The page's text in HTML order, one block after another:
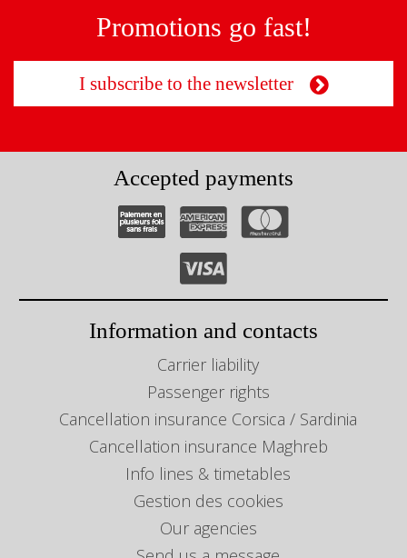
Promotions go fast!
I subscribe to the newsletter
Accepted payments
Information and contacts
Carrier liability
Passenger rights
Cancellation insurance Corsica / Sardinia
Cancellation insurance Maghreb
Info lines & timetables
Gestion des cookies
Our agencies